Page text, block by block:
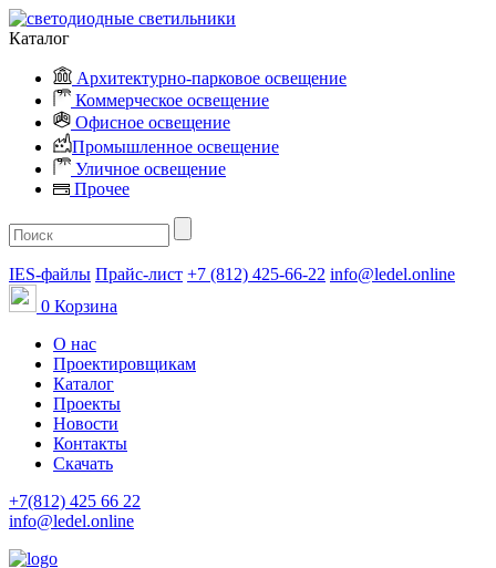
Каталог
Архитектурно-парковое освещение
Коммерческое освещение
Офисное освещение
Промышленное освещение
Уличное освещение
Прочее
IES-файлы Прайс-лист +7 (812) 425-66-22 info@ledel.online
0 Корзина
О нас
Проектировщикам
Каталог
Проекты
Новости
Контакты
Скачать
+7(812) 425 66 22
info@ledel.online